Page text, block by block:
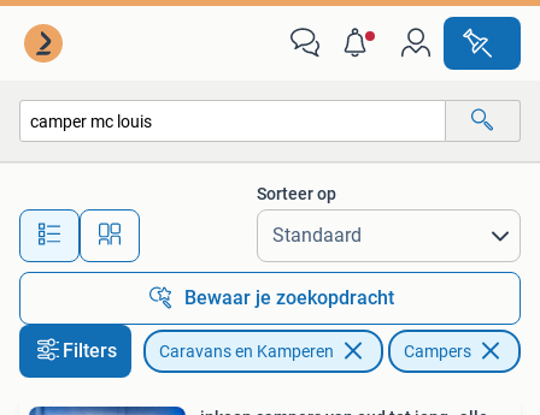
Alle afstanden…
Sorteer op
Bewaar je zoekopdracht
Filters Caravans en Kamperen Campers